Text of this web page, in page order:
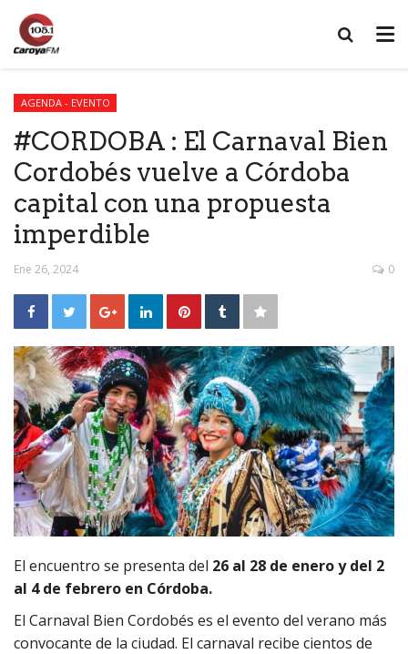
AGENDA - EVENTO
#CORDOBA : El Carnaval Bien
Cordobés vuelve a Córdoba
capital con una propuesta
imperdible
Ene 26, 2024 0
El encuentro se presenta del 26 al 28 de enero y del 2
al 4 de febrero en Córdoba.
El Carnaval Bien Cordobés es el evento del verano más
convocante de la ciudad. El carnaval recibe cientos de